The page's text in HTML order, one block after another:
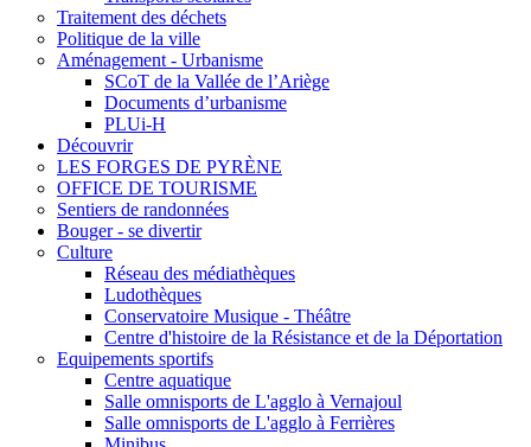
Traitement des déchets
Politique de la ville
Aménagement - Urbanisme
SCoT de la Vallée de l’Ariège
Documents d’urbanisme
PLUi-H
Découvrir
LES FORGES DE PYRÈNE
OFFICE DE TOURISME
Sentiers de randonnées
Bouger - se divertir
Culture
Réseau des médiathèques
Ludothèques
Conservatoire Musique - Théâtre
Centre d'histoire de la Résistance et de la Déportation
Equipements sportifs
Centre aquatique
Salle omnisports de L'agglo à Vernajoul
Salle omnisports de L'agglo à Ferrières